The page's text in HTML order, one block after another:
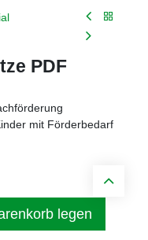
PDF
mit Förderbedarf
legen